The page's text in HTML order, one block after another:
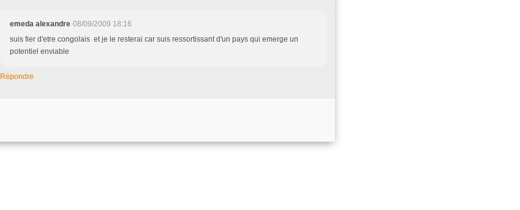
emeda alexandre 08/09/2009 18:16
suis fier d'etre congolais et je le resterai car suis ressortissant d'un pays qui emerge un
potentiel enviable
Répondre